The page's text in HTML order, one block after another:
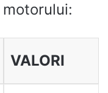
VALORI